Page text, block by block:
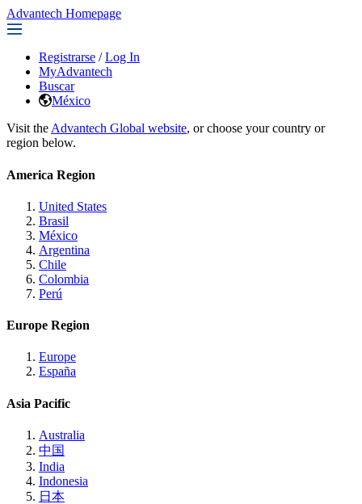
Advantech Homepage
Registrarse / Log In
MyAdvantech
Buscar
México
Visit the Advantech Global website, or choose your country or
region below.
America Region
United States
Brasil
México
Argentina
Chile
Colombia
Perú
Europe Region
Europe
España
Asia Pacific
Australia
中国
India
Indonesia
日本